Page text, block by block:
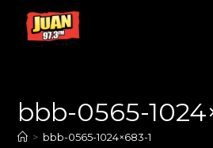
bbb-0565-
> bbb-0565-1024×683-1